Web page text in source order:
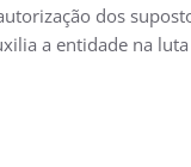
dos
a entidade na luta